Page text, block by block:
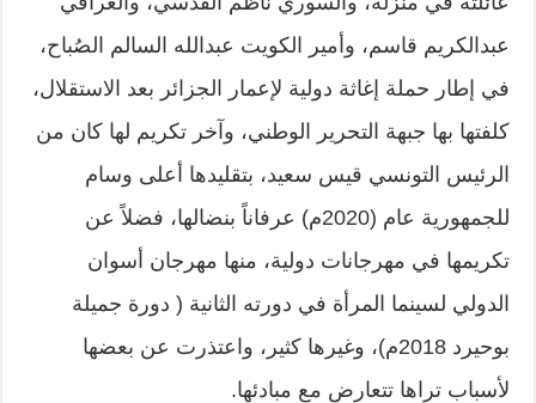
عبدالكريم قاسم، وأمير الكويت عبدالله السالم الصُباح،
في إطار حملة إغاثة دولية لإعمار الجزائر بعد الاستقلال،
كلفتها بها جبهة التحرير الوطني، وآخر تكريم لها كان من
الرئيس التونسي قيس سعيد، بتقليدها أعلى وسام
للجمهورية عام (2020م) عرفاناً بنضالها، فضلاً عن
تكريمها في مهرجانات دولية، منها مهرجان أسوان
الدولي لسينما المرأة في دورته الثانية ( دورة جميلة
بوحيرد 2018م)، وغيرها كثير، واعتذرت عن بعضها
لأسباب تراها تتعارض مع مبادئها.